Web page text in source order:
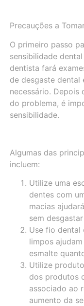
Precauções a
O primeiro passo
sensibilidade
dentista fará
de desgaste
necessário. Depois
do problema, é
sensibilidade.
Algumas das
incluem:
Utilize uma
dentes com
macias
sem
Use fio dental
limpos
esmalte
Utilize
dos produtos
associado ao
aumento da